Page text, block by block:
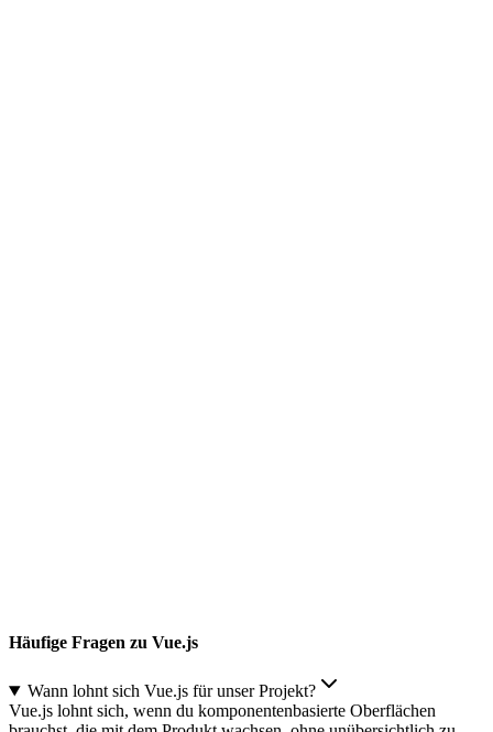
Häufige Fragen zu Vue.js
Wann lohnt sich Vue.js für unser Projekt?
Vue.js lohnt sich, wenn du komponentenbasierte Oberflächen